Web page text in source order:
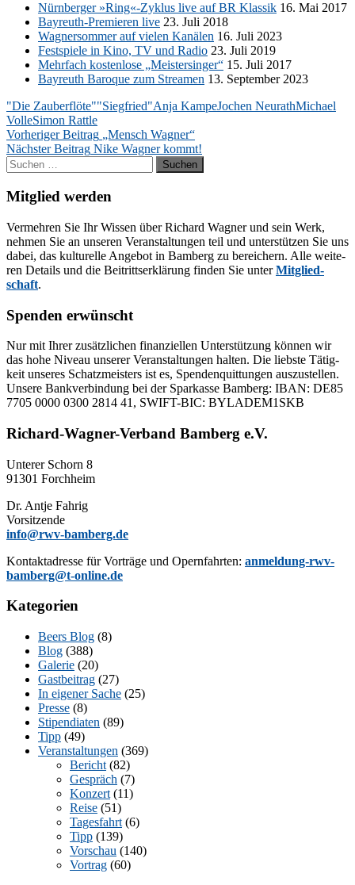
Nürn­ber­ger »Ring«-Zyklus live auf BR Klas­sik 16. Mai 2017
Bay­reuth-Pre­mie­ren live 23. Juli 2018
Wag­ner­som­mer auf vie­len Ka­nä­len 16. Juli 2023
Fest­spie­le in Kino, TV und Ra­dio 23. Juli 2019
Mehr­fach kos­ten­lo­se „Meis­ter­sin­ger“ 15. Juli 2017
Bay­reuth Ba­ro­que zum Strea­men 13. Sep­tem­ber 2023
"Die Zauberflöte""Siegfried"Anja KampeJochen NeurathMichael
VolleSimon Rattle
Beitragsnavigation
Vorheriger Beitrag „Mensch Wagner“
Nächster Beitrag Nike Wagner kommt!
Suchen
nach:
Mitglied werden
Ver­meh­ren Sie Ihr Wis­sen über Ri­chard Wag­ner und sein Werk,
neh­men Sie an un­se­ren Ver­an­stal­tun­gen teil und un­ter­stüt­zen Sie uns
da­bei, das kul­tu­rel­le An­ge­bot in Bam­berg zu be­rei­chern. Alle wei­te­
ren De­tails und die Bei­tritts­er­klä­rung fin­den Sie un­terMit­glied­
schaft.
Spenden erwünscht
Nur mit Ih­rer zu­sätz­li­chen fi­nan­zi­el­len Un­ter­stüt­zung kön­nen wir
das hohe Ni­veau un­se­rer Ver­an­stal­tun­gen hal­ten. Die liebs­te Tä­tig­
keit un­se­res Schatz­meis­ters ist es, Spen­den­quit­tun­gen aus­zu­stel­len.
Un­se­re Bank­ver­bin­dung bei der Spar­kas­se Bam­berg: IBAN: DE85
7705 0000 0300 2814 41, SWIFT-BIC: BYLADEM1SKB
Richard-Wagner-Verband Bamberg e.V.
Un­te­rer Schorn 8
91301 Forchheim
Dr. Ant­je Fahrig
Vorsitzende
info@rwv-bamberg.de
Kon­takt­adres­se für Vor­trä­ge und Opern­fahr­ten: anmeldung-rwv-
bamberg@t-online.de
Kategorien
Beers Blog (8)
Blog (388)
Galerie (20)
Gastbeitrag (27)
In eigener Sache (25)
Presse (8)
Stipendiaten (89)
Tipp (49)
Veranstaltungen (369)
Bericht (82)
Gespräch (7)
Konzert (11)
Reise (51)
Tagesfahrt (6)
Tipp (139)
Vorschau (140)
Vortrag (60)